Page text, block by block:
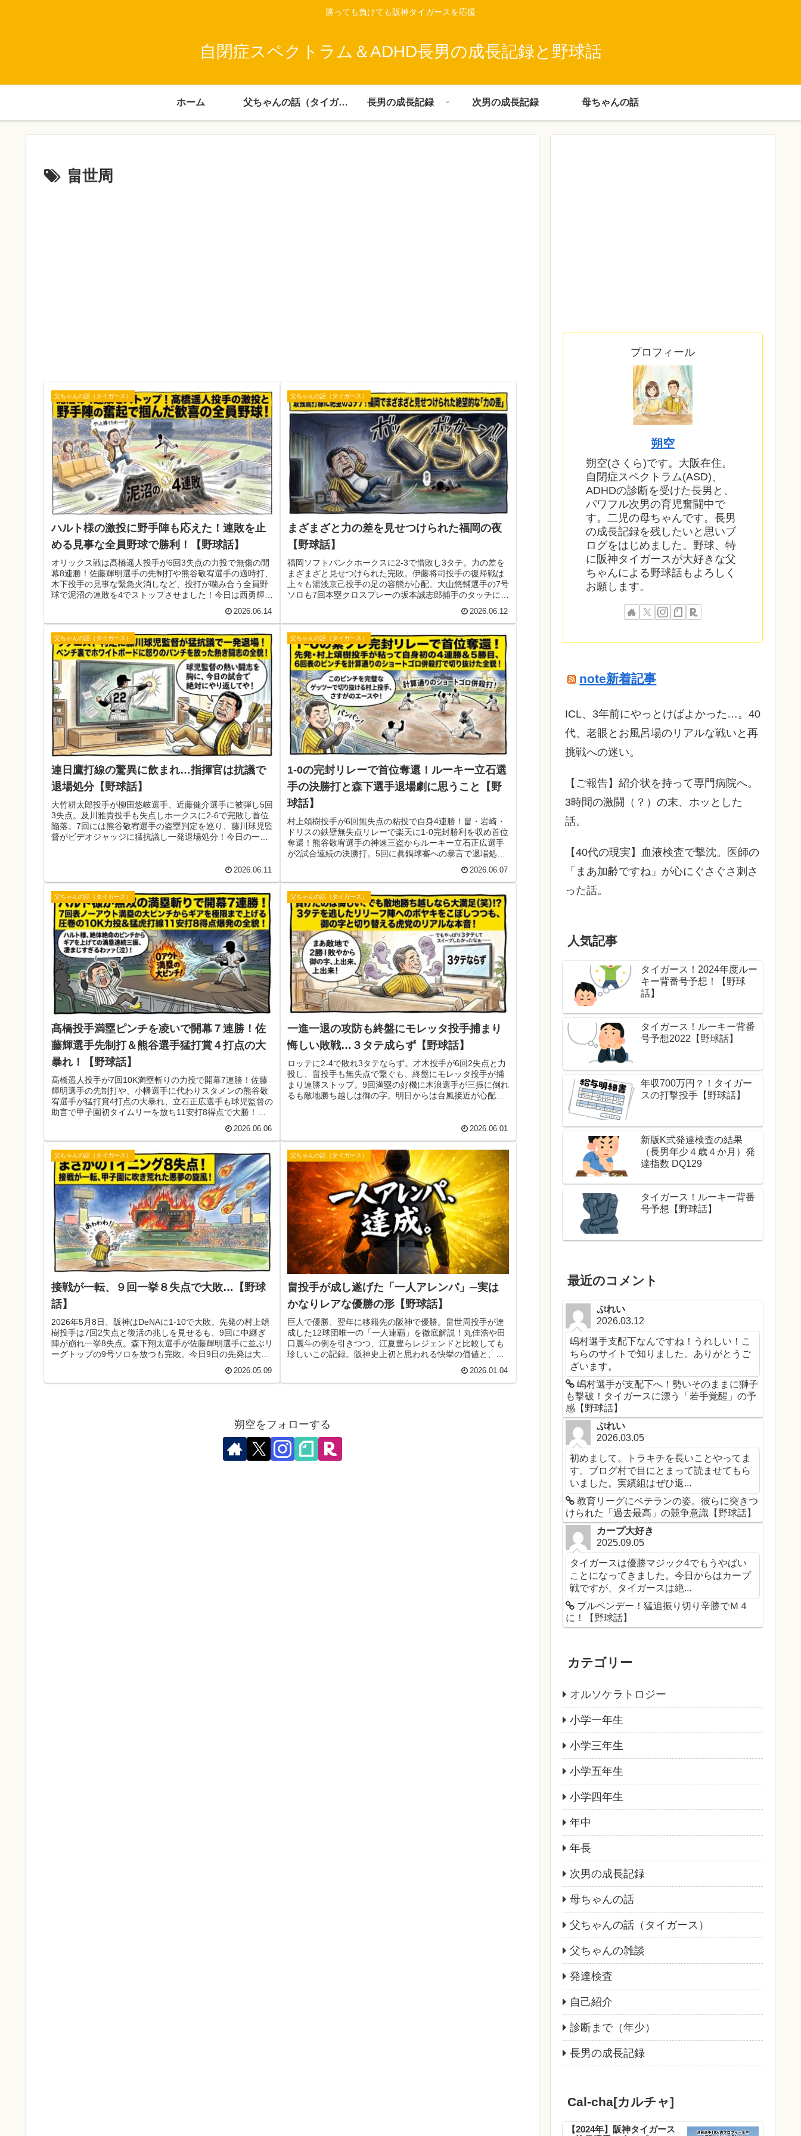
勝っても負けても阪神タイガースを応援
自閉症スペクトラム＆ADHD長男の成長記録と野球話
ホーム 父ちゃんの話（タイガース） 長男の成長記録 次男の成長記録 母ちゃんの話
畠世周
父ちゃんの話（タイガース）
​ハルト様の激投に野手陣も応えた！連敗を止
める見事な全員野球で勝利！【野球話】
オリックス戦は髙橋遥人投手が6回3失点の力投で無傷の開
幕8連勝！佐藤輝明選手の先制打や熊谷敬宥選手の適時打、
木下投手の見事な緊急火消しなど、投打が噛み合う全員野
球で泥沼の連敗を4でストップさせました！今日は西勇輝投
2026.06.14
父ちゃんの話（タイガース）
まざまざと力の差を見せつけられた福岡の夜​
【野球話】
福岡ソフトバンクホークスに2-3で惜敗し3タテ。力の差を
まざまざと見せつけられた完敗。伊藤将司投手の復帰戦は
上々も湯浅京己投手の足の容態が心配。大山悠輔選手の7号
ソロも7回本塁クロスプレーの坂本誠志郎捕手のタッチに
「勝ちへの執念」をもっと見せて欲しかった本音。セ・パ
2026.06.12
父ちゃんの話（タイガース）
連日鷹打線の驚異に飲まれ…指揮官は抗議で
退場処分【野球話】
大竹耕太郎投手が柳田悠岐選手、近藤健介選手に被弾し5回
3失点。及川雅貴投手も失点しホークスに2-6で完敗し首位
陥落。7回には熊谷敬宥選手の盗塁判定を巡り、藤川球児監
督がビデオジャッジに猛抗議し一発退場処分！今日の一戦
2026.06.11
父ちゃんの話（タイガース）
1-0の完封リレーで首位奪還！ルーキー立石選
手の決勝打と森下選手退場劇に思うこと【野
球話】
村上頌樹投手が6回無失点の粘投で自身4連勝！畠・岩崎・
ドリスの鉄壁無失点リレーで楽天に1-0完封勝利を収め首位
奪還！熊谷敬宥選手の神速三盗からルーキー立石正広選手
が2試合連続の決勝打。5回に眞鍋球審への暴言で退場処分
2026.06.07
父ちゃんの話（タイガース）
髙橋投手満塁ピンチを凌いで開幕７連勝！佐
藤輝選手先制打＆熊谷選手猛打賞４打点の大
暴れ！【野球話】
髙橋遥人投手が7回10K満塁斬りの力投で開幕7連勝！佐藤
輝明選手の先制打や、小幡選手に代わりスタメンの熊谷敬
宥選手が猛打賞4打点の大暴れ、立石正広選手も球児監督の
助言で甲子園初タイムリーを放ち11安打8得点で大勝！今
2026.06.06
父ちゃんの話（タイガース）
一進一退の攻防も終盤にモレッタ投手捕まり
悔しい敗戦…３タテ成らず【野球話】
ロッテに2-4で敗れ3タテならず。才木投手が6回2失点と力
投し、畠投手も無失点で繋ぐも、終盤にモレッタ投手が捕
まり連勝ストップ。9回満塁の好機に木浪選手が三振に倒れ
るも敵地勝ち越しは御の字。明日からは台風接近が心配な
2026.06.01
父ちゃんの話（タイガース）
接戦が一転、９回一挙８失点で大敗…【野球
話】
2026年5月8日、阪神はDeNAに1-10で大敗。先発の村上頌
樹投手は7回2失点と復活の兆しを見せるも、9回に中継ぎ
陣が崩れ一挙8失点。森下翔太選手が佐藤輝明選手に並ぶリ
ーグトップの9号ソロを放つも完敗。今日9日の先発は大竹
2026.05.09
父ちゃんの話（タイガース）
畠投手が成し遂げた「一人アレンパ」─実は
かなりレアな優勝の形【野球話】
巨人で優勝、翌年に移籍先の阪神で優勝。畠世周投手が達
成した12球団唯一の「一人連覇」を徹底解説！丸佳浩や田
口麗斗の例を引きつつ、江夏豊らレジェンドと比較しても
珍しいこの記録。阪神史上初と思われる快挙の価値と、畠
2026.01.04
朔空をフォローする
プロフィール
朔空
朔空(さくら)です。大阪在住。
自閉症スペクトラム(ASD)、
ADHDの診断を受けた長男と、
パワフル次男の育児奮闘中で
す。二児の母ちゃんです。長男
の成長記録を残したいと思いブ
ログをはじめました。野球、特
に阪神タイガースが大好きな父
ちゃんによる野球話もよろしく
お願します。
note新着記事
ICL、3年前にやっとけばよかった…。40
代、老眼とお風呂場のリアルな戦いと再
挑戦への迷い。
​【ご報告】紹介状を持って専門病院へ。
3時間の激闘（？）の末、ホッとした
話。
【40代の現実】血液検査で撃沈。医師の
「まあ加齢ですね」が心にぐさぐさ刺さ
った話。
人気記事
タイガース！2024年度ルー
キー背番号予想！【野球
話】
タイガース！ルーキー背番
号予想2022【野球話】
年収700万円？！タイガー
スの打撃投手【野球話】
新版K式発達検査の結果
（長男年少４歳４か月）発
達指数 DQ129
タイガース！ルーキー背番
号予想【野球話】
最近のコメント
ぷれい
2026.03.12
嶋村選手支配下なんですね！うれしい！こ
ちらのサイトで知りました。ありがとうご
ざいます。
嶋村選手が支配下へ！勢いそのままに獅子
も撃破！タイガースに漂う「若手覚醒」の予
感【野球話】
ぷれい
2026.03.05
初めまして。トラキチを長いことやってま
す。ブログ村で目にとまって読ませてもら
いました。実績組はぜひ返...
教育リーグにベテランの姿。彼らに突きつ
けられた「過去最高」の競争意識【野球話】
カープ大好き
2025.09.05
タイガースは優勝マジック4でもうやばい
ことになってきました。今日からはカープ
戦ですが、タイガースは絶...
ブルペンデー！猛追振り切り辛勝でＭ４
に！【野球話】
カテゴリー
オルソケラトロジー
小学一年生
小学三年生
小学五年生
小学四年生
年中
年長
次男の成長記録
母ちゃんの話
父ちゃんの話（タイガース）
父ちゃんの雑談
発達検査
自己紹介
診断まで（年少）
長男の成長記録
Cal-cha[カルチャ]
【2024年】阪神タイガース